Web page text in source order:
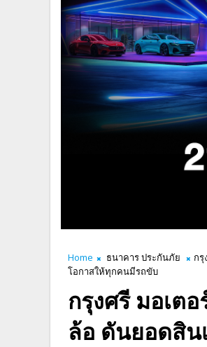
Home ธนาคาร ประกันภัย
กรุ
โอกาสให้ทุกคนมีรถขับ
กรุงศรี มอเต
ล้อ ดันยอดสิน